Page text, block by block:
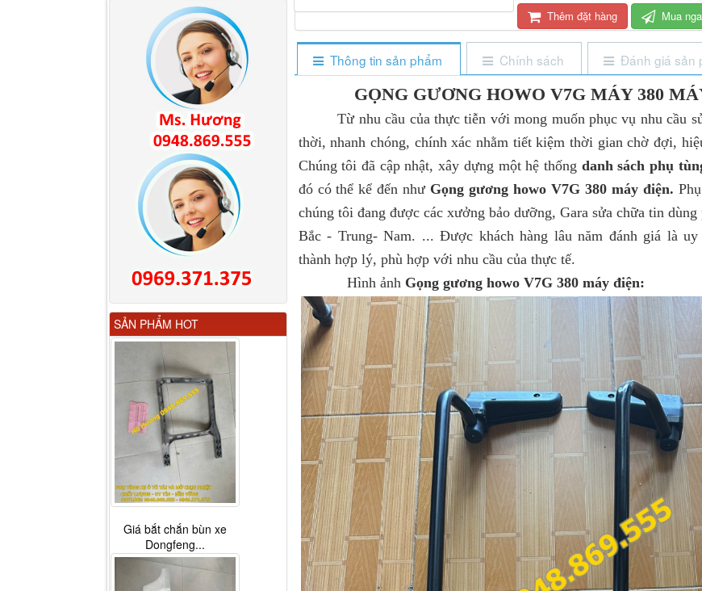
Thêm đặt hàng Mua
Thông tin sản phẩm Chính sách Đánh giá sản
GỌNG GƯƠNG HOWO V7G MÁY 380
Từ nhu cầu của thực tiễn với mong muốn phục vụ nhu cầu
thời, nhanh chóng, chính xác nhằm tiết kiệm thời gian chờ đợi,
Chúng tôi đã cập nhật, xây dựng một hệ thống danh sách phụ
đó có thể kể đến như Gọng gương howo V7G 380 máy điện.
chúng tôi đang được các xưởng bảo dưỡng, Gara sửa chữa tin
Bắc - Trung- Nam. ... Được khách hàng lâu năm đánh giá là
thành hợp lý, phù hợp với nhu cầu của thực tế.
Hình ảnh Gọng gương howo V7G 380 máy điện:
SẢN PHẨM HOT
M4610162101A0 Tapbi
cửa Thaco...
Gương chiếu hậu FAW
JH6 có sấy...
Giá bắt chắn bùn xe
Dongfeng...